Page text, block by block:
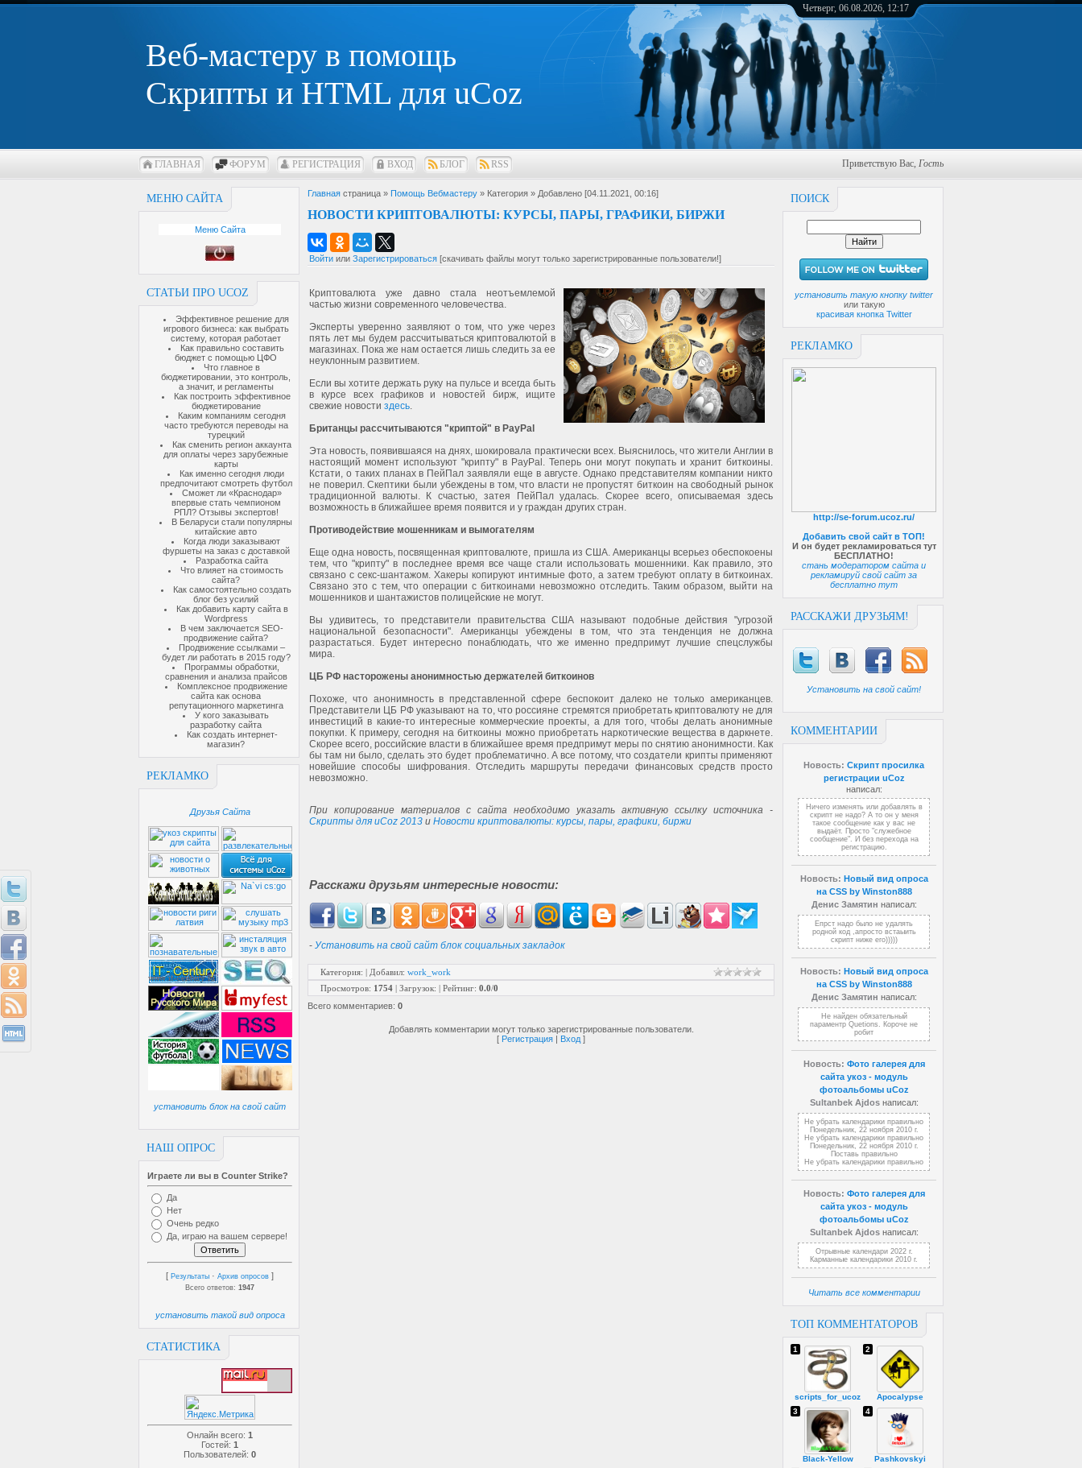
Веб-мастеру в помощь
Скрипты и HTML для uCoz
Четверг, 06.08.2026, 12:17
ГЛАВНАЯ ФОРУМ РЕГИСТРАЦИЯ ВХОД БЛОГ RSS Приветствую Вас, Гость
МЕНЮ САЙТА
Меню Сайта
СТАТЬИ ПРО UCOZ
Эффективное решение для
игрового бизнеса: как выбрать
систему, которая работает
Как правильно составить
бюджет с помощью ЦФО
Что главное в
бюджетировании, это контроль,
а значит, и регламенты
Как построить эффективное
бюджетирование
Каким компаниям сегодня
часто требуются переводы на
турецкий
Как сменить регион аккаунта
для оплаты через зарубежные
карты
Как именно сегодня люди
предпочитают смотреть футбол
Сможет ли «Краснодар»
впервые стать чемпионом
РПЛ? Отзывы экспертов!
В Беларуси стали популярны
китайские авто
Когда люди заказывают
фуршеты на заказ с доставкой
Разработка сайта
Что влияет на стоимость
сайта?
Как самостоятельно создать
блог без усилий
Как добавить карту сайта в
Wordpress
В чем заключается SEO-
продвижение сайта?
Продвижение ссылками –
будет ли работать в 2015 году?
Программы обработки,
сравнения и анализа прайсов
Комплексное продвижение
сайта как основа
репутационного маркетинга
У кого заказывать
разработку сайта
Как создать интернет-
магазин?
РЕКЛАМКО
Друзья Сайта
установить блок на свой сайт
НАШ ОПРОС
Играете ли вы в Counter Strike?
Да
Нет
Очень редко
Да, играю на вашем сервере!
[ Результаты · Архив опросов ]
Всего ответов: 1947
установить такой вид опроса
СТАТИСТИКА
Онлайн всего: 1
Гостей: 1
Пользователей: 0
ПОИСК
установить такую кнопку twitter
или такую
красивая кнопка Twitter
РЕКЛАМКО
http://se-forum.ucoz.ru/
Добавить свой сайт в ТОП!
И он будет рекламироваться тут
БЕСПЛАТНО!
стань модератором сайта и
рекламируй свой сайт за
бесплатно тут
РАССКАЖИ ДРУЗЬЯМ!
Установить на свой сайт!
КОММЕНТАРИИ
Новость: Скрипт просилка
регистрации uCoz
написал:
Ничего изменять или добавлять в
скрипт не надо? А то он у меня
такое сообщение как у вас не
выдаёт. Просто "служебное
сообщение". И без перехода на
регистрацию.
Новость: Новый вид опроса
на CSS by Winston888
Денис Замятин написал:
Епрст надо было не удалять
родной код ,апросто встаыить
скрипт ниже его)))))
Новость: Новый вид опроса
на CSS by Winston888
Денис Замятин написал:
Не найден обязательный
параментр Quetions. Короче не
робит
Новость: Фото галерея для
сайта укоз - модуль
фотоальбомы uCoz
Sultanbek Ajdosнаписал:
Не убрать календарики правильно
Понедельник, 22 ноября 2010 г.
Не убрать календарики правильно
Понедельник, 22 ноября 2010 г.
Поставь правильно
Не убрать календарики правильно
Новость: Фото галерея для
сайта укоз - модуль
фотоальбомы uCoz
Sultanbek Ajdosнаписал:
Отрывные календари 2022 г.
Карманные календарики 2010 г.
Читать все комментарии
ТОП КОММЕНТАТОРОВ
scripts_for_ucoz
1
Apocalypse
2
Black-Yellow
3
Pashkovskyi
4
Главная страница » Помощь Вебмастеру » Категория » Добавлено [04.11.2021, 00:16]
НОВОСТИ КРИПТОВАЛЮТЫ: КУРСЫ, ПАРЫ, ГРАФИКИ, БИРЖИ
Войти или Зарегистрироваться [скачивать файлы могут только зарегистрированные пользователи!]
Криптовалюта уже давно стала неотъемлемой
частью жизни современного человечества.
Эксперты уверенно заявляют о том, что уже через
пять лет мы будем рассчитываться криптовалютой в
магазинах. Пока же нам остается лишь следить за ее
неуклонным развитием.
Если вы хотите держать руку на пульсе и всегда быть
в курсе всех графиков и новостей бирж, ищите
свежие новости здесь.
Британцы рассчитываются "криптой" в PayPal
Эта новость, появившаяся на днях, шокировала практически всех. Выяснилось, что жители Англии в
настоящий момент используют "крипту" в PayPal. Теперь они могут покупать и хранит биткоины.
Кстати, о таких планах в ПейПал заявляли еще в августе. Однако представителям компании никто
не поверил. Скептики были убеждены в том, что власти не пропустят биткоин на свободный рынок
традиционной валюты. К счастью, затея ПейПал удалась. Скорее всего, описываемая здесь
возможность в ближайшее время появится и у граждан других стран.
Противодействие мошенникам и вымогателям
Еще одна новость, посвященная криптовалюте, пришла из США. Американцы всерьез обеспокоены
тем, что "крипту" в последнее время все чаще стали использовать мошенники. Как правило, это
связано с секс-шантажом. Хакеры копируют интимные фото, а затем требуют оплату в биткоинах.
Связано это с тем, что операции с биткоинами невозможно отследить. Таким образом, выйти на
мошенников и шантажистов полицейские не могут.
Вы удивитесь, то представители правительства США называют подобные действия "угрозой
национальной безопасности". Американцы убеждены в том, что эта тенденция не должна
разрастаться. Будет интересно понаблюдать, что же именно предпримут лучшие спецслужбы
мира.
ЦБ РФ насторожены анонимностью держателей биткоинов
Похоже, что анонимность в представленной сфере беспокоит далеко не только американцев.
Представители ЦБ РФ указывают на то, что россияне стремятся приобретать криптовалюту не для
инвестиций в какие-то интересные коммерческие проекты, а для того, чтобы делать анонимные
покупки. К примеру, сегодня на биткоины можно приобретать наркотические вещества в даркнете.
Скорее всего, российские власти в ближайшее время предпримут меры по снятию анонимности. Как
бы там ни было, сделать это будет проблематично. А все потому, что создатели крипты применяют
новейшие способы шифрования. Отследить маршруты передачи финансовых средств просто
невозможно.
При копирование материалов с сайта необходимо указать активную ссылку источника -
Скрипты для uCoz 2013 и Новости криптовалюты: курсы, пары, графики, биржи
Расскажи друзьям интересные новости:
- Установить на свой сайт блок социальных закладок
Категория: | Добавил: work_work
Просмотров: 1754 | Загрузок: | Рейтинг: 0.0/0
Всего комментариев: 0
Добавлять комментарии могут только зарегистрированные пользователи.
[ Регистрация | Вход ]